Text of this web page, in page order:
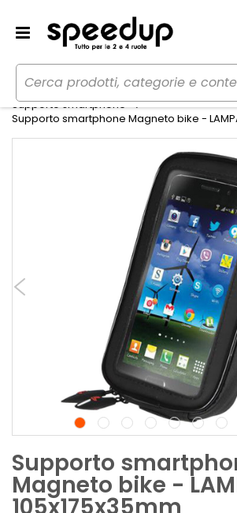
Home Moto
Elettronica e mobile
Supporto smartphone
Supporto smartphone Magneto bike -
Supporto
Magneto bike -